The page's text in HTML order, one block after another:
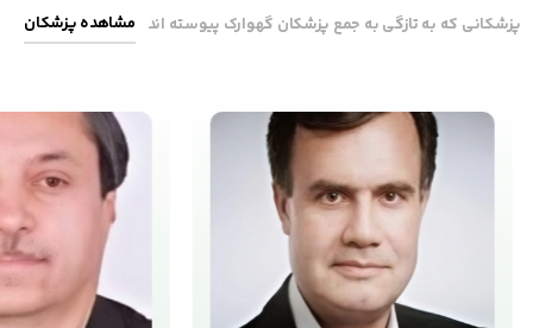
پزشکانی که به تازگی به جمع پزشکان گهوارک پیوسته اند مشاهده پزشکان